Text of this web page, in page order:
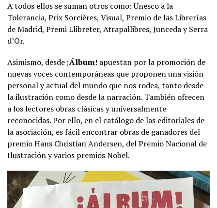
A todos ellos se suman otros como: Unesco a la
Tolerancia, Prix Sorcières, Visual, Premio de las Librerías
de Madrid, Premi Llibreter, Atrapallibres, Junceda y Serra
d’Or.
Asimismo, desde ​¡Álbum! apuestan por la promoción de ​
nuevas voces contemporáneas que proponen una visión
personal y actual del mundo que nos rodea, tanto desde
la ilustración como desde la narración. También ofrecen
a los lectores obras clásicas y universalmente
reconocidas. Por ello, en el catálogo de las editoriales de
la asociación, es fácil encontrar obras de ganadores del
premio Hans Christian Andersen, del Premio Nacional de
Ilustración y varios premios Nobel.